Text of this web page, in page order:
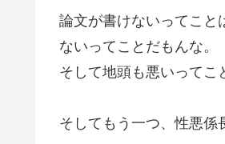
論文が書けないってこと
ないってことだもんな。
そして地頭も悪いってこ
そしてもう一つ、性悪係